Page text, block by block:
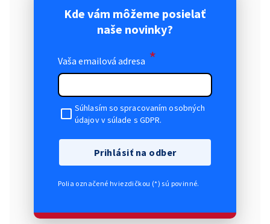
Kde vám môžeme posielať
naše novinky?
Vaša emailová adresa *
Súhlasím so spracovaním osobných
údajov v súlade s GDPR.
Prihlásiť na odber
Polia označené hviezdičkou (*) sú povinné.